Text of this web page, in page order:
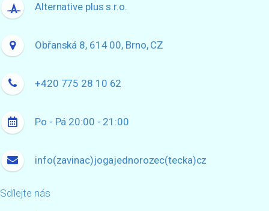
Alternative plus s.r.o.
Obřanská 8, 614 00, Brno, CZ
+420 775 28 10 62
Po - Pá 20:00 - 21:00
info(zavinac)jogajednorozec(tecka)cz
Sdílejte nás